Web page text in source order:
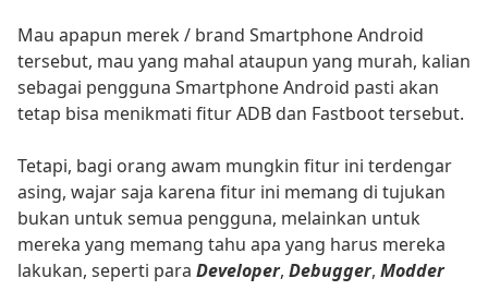
Mau apapun merek / brand Smartphone Android
tersebut, mau yang mahal ataupun yang murah, kalian
sebagai pengguna Smartphone Android pasti akan
tetap bisa menikmati fitur ADB dan Fastboot tersebut.
Tetapi, bagi orang awam mungkin fitur ini terdengar
asing, wajar saja karena fitur ini memang di tujukan
bukan untuk semua pengguna, melainkan untuk
mereka yang memang tahu apa yang harus mereka
lakukan, seperti para Developer, Debugger, Modder